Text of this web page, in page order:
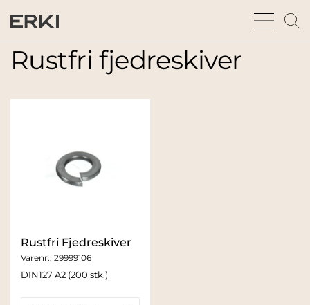
bars
Rustfri fjedreskiver
Rustfri Fjedreskiver
Varenr.: 29999106
DIN127 A2 (200 stk.)